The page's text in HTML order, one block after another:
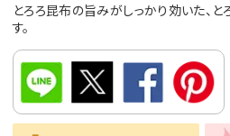
とろろ昆布の旨みがしっかり効いた、
す。